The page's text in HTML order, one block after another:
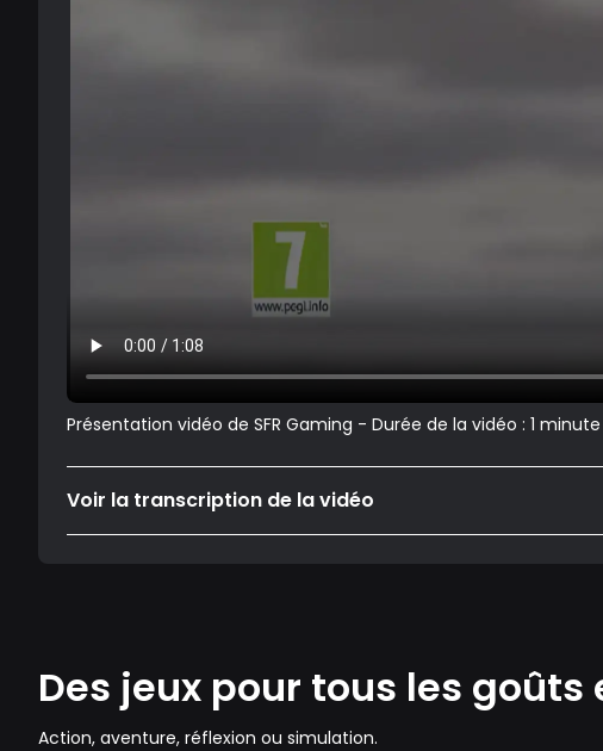
Présentation vidéo de SFR Gaming - Durée de la vidéo : 1
Voir la transcription de la vidéo
Des jeux pour tous les
Action, aventure, réflexion ou simulation.